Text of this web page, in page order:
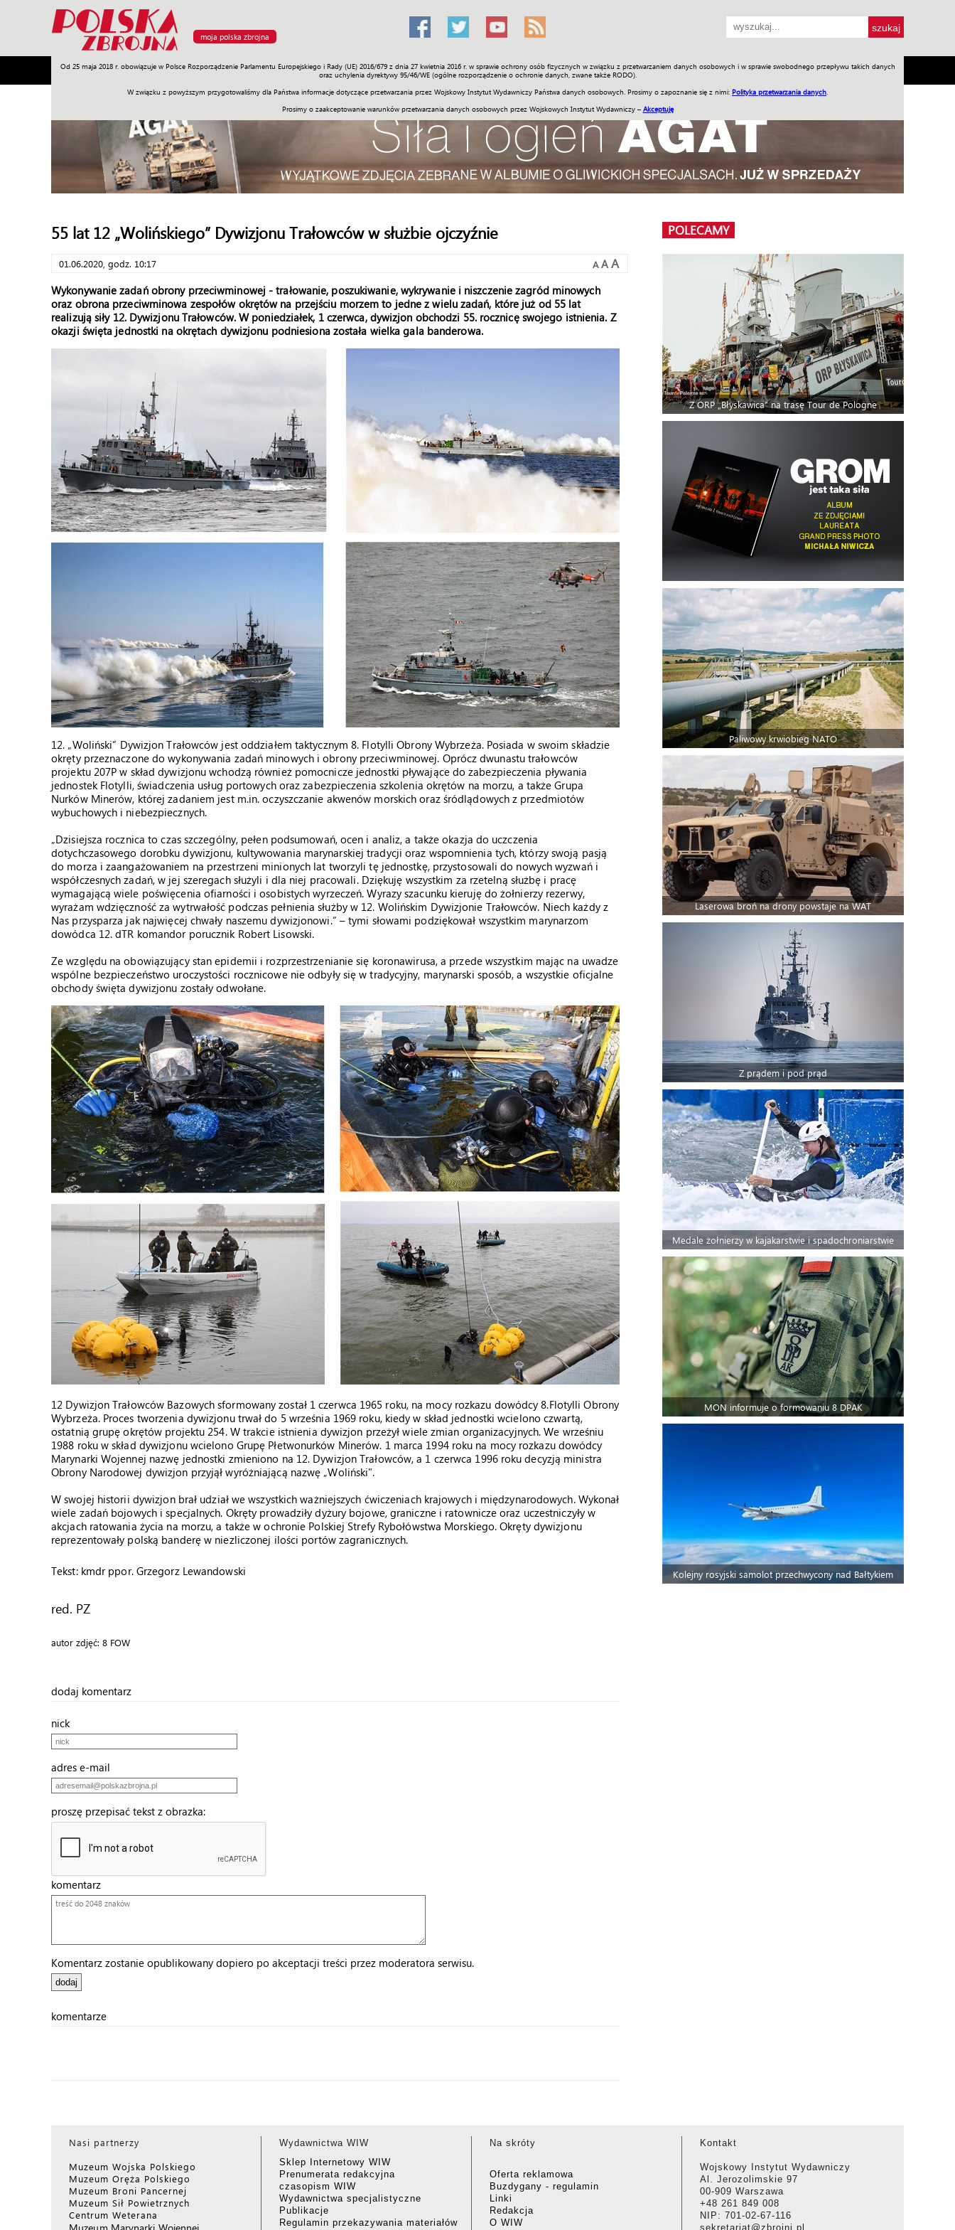
moja polska zbrojna
Od 25 maja 2018 r. obowiązuje w Polsce Rozporządzenie Parlamentu Europejskiego i Rady (UE) 2016/679 z dnia 27 kwietnia 2016 r. w sprawie ochrony osób fizycznych w związku z przetwarzaniem danych osobowych i w sprawie swobodnego przepływu takich danych
oraz uchylenia dyrektywy 95/46/WE (ogólne rozporządzenie o ochronie danych, zwane także RODO).
W związku z powyższym przygotowaliśmy dla Państwa informacje dotyczące przetwarzania przez Wojskowy Instytut Wydawniczy Państwa danych osobowych. Prosimy o zapoznanie się z nimi: Polityka przetwarzania danych
Prosimy o zaakceptowanie warunków przetwarzania danych osobowych przez Wojskowych Instytut Wydawniczy – Akceptuję
Armia Poligon Sprzęt Misje Polityka Prawo Świat Społeczność Sport Historia Galerie Wideo ENGLISH SKLEP Jednodniówki Praca w WIW
55 lat 12 „Wolińskiego” Dywizjonu Trałowców w służbie ojczyźnie
01.06.2020, godz. 10:17 A A A
Wykonywanie zadań obrony przeciwminowej - trałowanie, poszukiwanie, wykrywanie i niszczenie zagród minowych
oraz obrona przeciwminowa zespołów okrętów na przejściu morzem to jedne z wielu zadań, które już od 55 lat
realizują siły 12. Dywizjonu Trałowców. W poniedziałek, 1 czerwca, dywizjon obchodzi 55. rocznicę swojego istnienia. Z
okazji święta jednostki na okrętach dywizjonu podniesiona została wielka gala banderowa.
12. „Woliński” Dywizjon Trałowców jest oddziałem taktycznym 8. Flotylli Obrony Wybrzeża. Posiada w swoim składzie
okręty przeznaczone do wykonywania zadań minowych i obrony przeciwminowej. Oprócz dwunastu trałowców
projektu 207P w skład dywizjonu wchodzą również pomocnicze jednostki pływające do zabezpieczenia pływania
jednostek Flotylli, świadczenia usług portowych oraz zabezpieczenia szkolenia okrętów na morzu, a także Grupa
Nurków Minerów, której zadaniem jest m.in. oczyszczanie akwenów morskich oraz śródlądowych z przedmiotów
wybuchowych i niebezpiecznych.
„Dzisiejsza rocznica to czas szczególny, pełen podsumowań, ocen i analiz, a także okazja do uczczenia
dotychczasowego dorobku dywizjonu, kultywowania marynarskiej tradycji oraz wspomnienia tych, którzy swoją pasją
do morza i zaangażowaniem na przestrzeni minionych lat tworzyli tę jednostkę, przystosowali do nowych wyzwań i
współczesnych zadań, w jej szeregach służyli i dla niej pracowali. Dziękuję wszystkim za rzetelną służbę i pracę
wymagającą wiele poświęcenia ofiarności i osobistych wyrzeczeń. Wyrazy szacunku kieruję do żołnierzy rezerwy,
wyrażam wdzięczność za wytrwałość podczas pełnienia służby w 12. Wolińskim Dywizjonie Trałowców. Niech każdy z
Nas przysparza jak najwięcej chwały naszemu dywizjonowi.” – tymi słowami podziękował wszystkim marynarzom
dowódca 12. dTR komandor porucznik Robert Lisowski.
Ze względu na obowiązujący stan epidemii i rozprzestrzenianie się koronawirusa, a przede wszystkim mając na uwadze
wspólne bezpieczeństwo uroczystości rocznicowe nie odbyły się w tradycyjny, marynarski sposób, a wszystkie oficjalne
obchody święta dywizjonu zostały odwołane.
12 Dywizjon Trałowców Bazowych sformowany został 1 czerwca 1965 roku, na mocy rozkazu dowódcy 8.Flotylli Obrony
Wybrzeża. Proces tworzenia dywizjonu trwał do 5 września 1969 roku, kiedy w skład jednostki wcielono czwartą,
ostatnią grupę okrętów projektu 254. W trakcie istnienia dywizjon przeżył wiele zmian organizacyjnych. We wrześniu
1988 roku w skład dywizjonu wcielono Grupę Płetwonurków Minerów. 1 marca 1994 roku na mocy rozkazu dowódcy
Marynarki Wojennej nazwę jednostki zmieniono na 12. Dywizjon Trałowców, a 1 czerwca 1996 roku decyzją ministra
Obrony Narodowej dywizjon przyjął wyróżniającą nazwę „Woliński".
W swojej historii dywizjon brał udział we wszystkich ważniejszych ćwiczeniach krajowych i międzynarodowych. Wykonał
wiele zadań bojowych i specjalnych. Okręty prowadziły dyżury bojowe, graniczne i ratownicze oraz uczestniczyły w
akcjach ratowania życia na morzu, a także w ochronie Polskiej Strefy Rybołówstwa Morskiego. Okręty dywizjonu
reprezentowały polską banderę w niezliczonej ilości portów zagranicznych.
Tekst: kmdr ppor. Grzegorz Lewandowski
red. PZ
autor zdjęć: 8 FOW
dodaj komentarz
nick
adres e-mail
proszę przepisać tekst z obrazka:
komentarz
Komentarz zostanie opublikowany dopiero po akceptacji treści przez moderatora serwisu.
komentarze
POLECAMY
Z ORP „Błyskawica” na trasę Tour de Pologne
Paliwowy krwiobieg NATO
Laserowa broń na drony powstaje na WAT
Z prądem i pod prąd
Medale żołnierzy w kajakarstwie i spadochroniarstwie
MON informuje o formowaniu 8 DPAK
Kolejny rosyjski samolot przechwycony nad Bałtykiem
Nasi partnerzy
Muzeum Wojska Polskiego
Muzeum Oręża Polskiego
Muzeum Broni Pancernej
Muzeum Sił Powietrznych
Centrum Weterana
Wydawnictwa WIW
Sklep Internetowy WIW
Prenumerata redakcyjna
czasopism WIW
Wydawnictwa specjalistyczne
Publikacje
Regulamin przekazywania materiałów
Na skróty
Oferta reklamowa
Buzdygany - regulamin
Linki
Redakcja
O WIW
Kontakt
Wojskowy Instytut Wydawniczy
Al. Jerozolimskie 97
00-909 Warszawa
+48 261 849 008
NIP: 701-02-67-116
sekretariat@zbrojni.pl